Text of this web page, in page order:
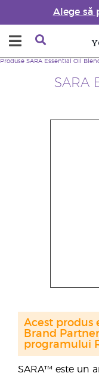
Alege să
SARA
Produse SARA Essential Oil
SARA™ este un
Acest produs
Brand
programului